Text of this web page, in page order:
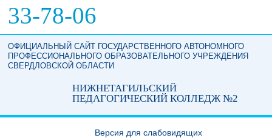
33-78-06
ОФИЦИАЛЬНЫЙ САЙТ ГОСУДАРСТВЕННОГО АВТОНОМНОГО
ПРОФЕССИОНАЛЬНОГО ОБРАЗОВАТЕЛЬНОГО УЧРЕЖДЕНИЯ
СВЕРДЛОВСКОЙ ОБЛАСТИ
НИЖНЕТАГИЛЬСКИЙ
ПЕДАГОГИЧЕСКИЙ КОЛЛЕДЖ №2
Версия для слабовидящих